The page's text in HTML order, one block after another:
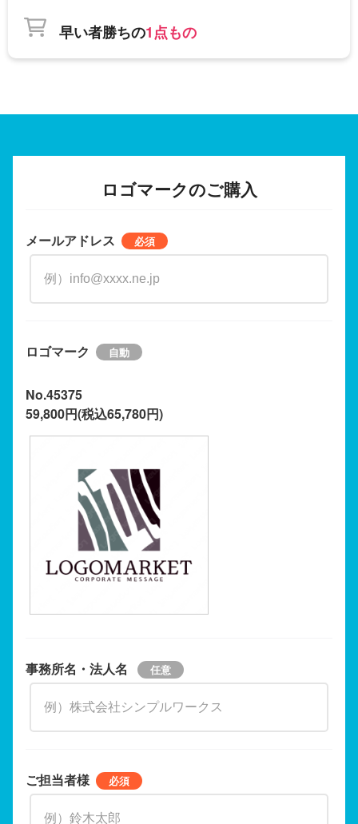
早い者勝ちの1点もの
ロゴマークのご購入
メールアドレス
ロゴマーク
No.45375
59,800円(税込65,780円)
事務所名・法人名
ご担当者様